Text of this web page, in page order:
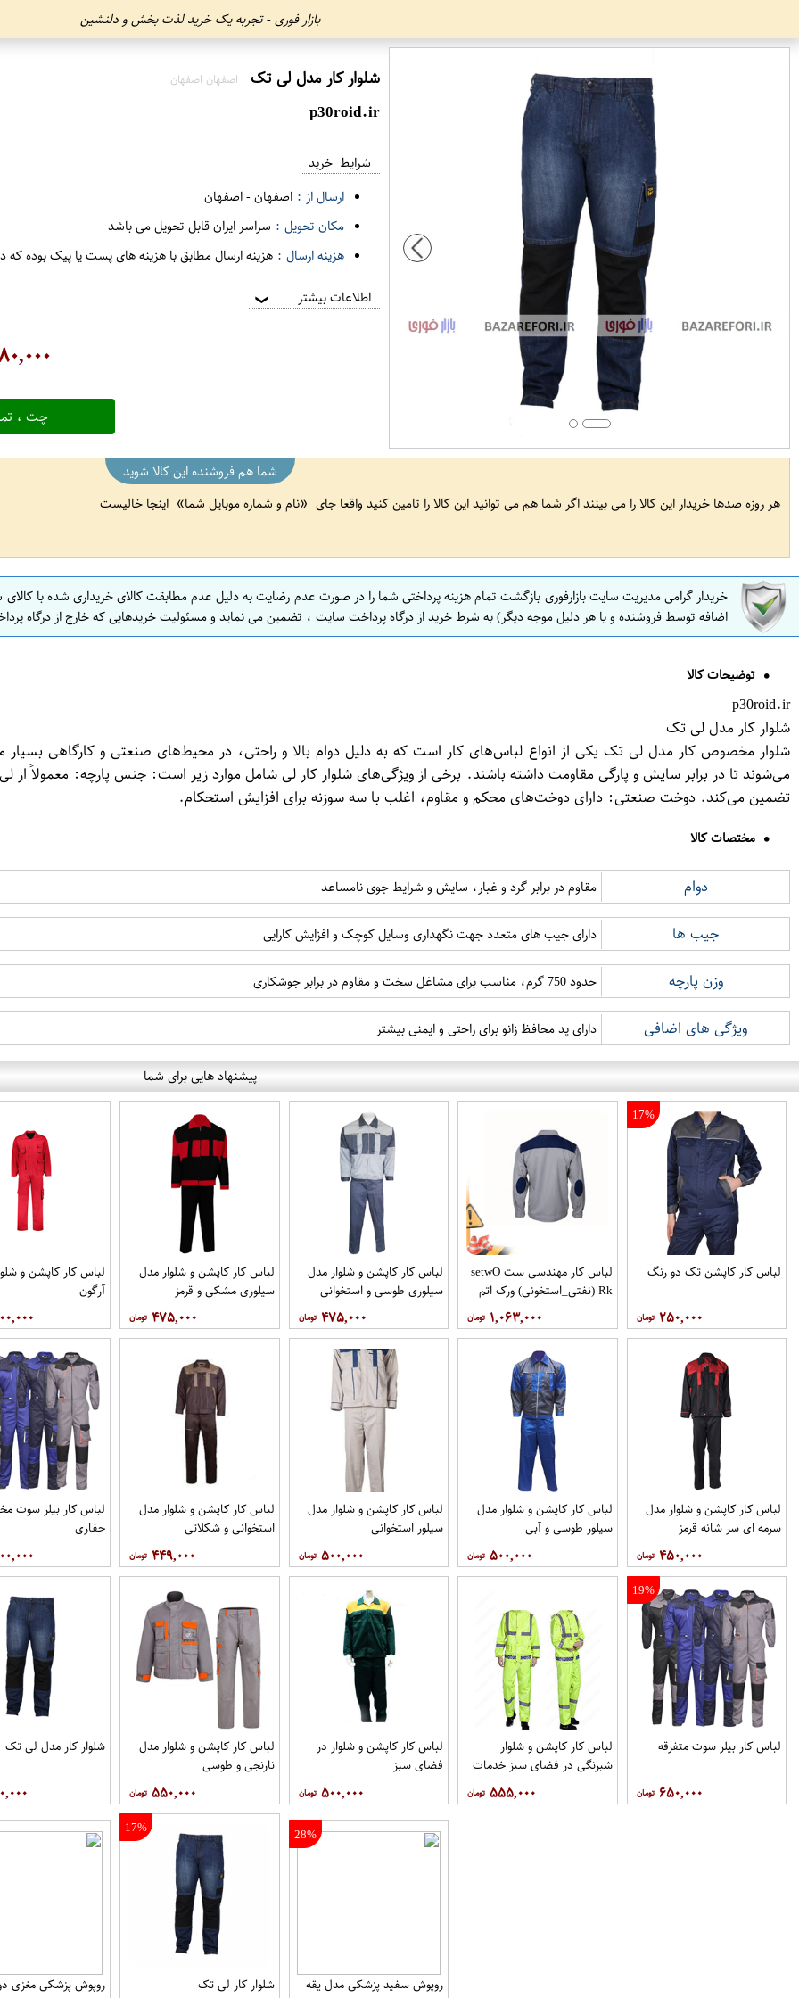
بازار فوری - تجربه یک خرید لذت بخش و دلنشین
شلوار کار مدل لی تک اصفهان اصفهان
p30roid.ir
شرایط خرید
ارسال از : اصفهان-اصفهان
مکان تحویل : سراسر ایران قابل تحویل می باشد
هزینه ارسال : هزینه ارسال مطابق با هزینه های پست یا پیک بوده
اطلاعات بیشتر ❯
چت ،
شما هم فروشنده این کالا شوید
هر روزه صدها خریدار این کالا را می بینند اگر شما هم می توانید این کالا را تامین کنید واقعا جای
نام و شماره موبایل شما اینجا خالیست
خریدار گرامی مدیریت سایت بازارفوری بازگشت تمام هزینه پرداختی شما را در صورت عدم رضایت به دلیل عدم مطابقت کالای خریداری شده با
اضافه توسط فروشنده و یا هر دلیل موجه دیگر) به شرط خرید از درگاه پرداخت سایت ، تضمین می نماید و مسئولیت خریدهایی که خارج از درگاه
توضیحات کالا
p30roid.ir
شلوار کار مدل لی تک
شلوار مخصوص کار مدل لی تک یکی از انواع لباس‌های کار است که به دلیل دوام بالا و راحتی، در محیط‌های صنعتی و کارگاهی
می‌شوند تا در برابر سایش و پارگی مقاومت داشته باشند. برخی از ویژگی‌های شلوار کار لی شامل موارد زیر است: جنس پارچه: معمولاً از لی
تضمین می‌کند. دوخت صنعتی: دارای دوخت‌های محکم و مقاوم، اغلب با سه سوزنه برای افزایش استحکام.
مختصات کالا
دوام مقاوم در برابر گرد و غبار، سایش و شرایط جوی نامساعد
جیب ها دارای جیب های متعدد جهت نگهداری وسایل کوچک و افزایش کارایی
وزن پارچه حدود 750 گرم، مناسب برای مشاغل سخت و مقاوم در برابر جوشکاری
ویژگی های اضافی دارای پد محافظ زانو برای راحتی و ایمنی بیشتر
پیشنهاد هایی برای شما
17%
لباس کار کاپشن تک دو رنگ
۲۵۰,۰۰۰
لباس کار مهندسی ست setwO​
Rk (نفتی_استخونی) ورک اتم
۱,۰۶۳,۰۰۰
لباس کار کاپشن و شلوار مدل
سيلوری طوسی و استخوانی
۴۷۵,۰۰۰
لباس کار کاپشن و شلوار مدل
سیلوری مشکی و قرمز
۴۷۵,۰۰۰
لباس کار کاپشن و
آرگون
لباس کار کاپشن و شلوار مدل
سرمه ای سر شانه قرمز
۴۵۰,۰۰۰
لباس کار کاپشن و شلوار مدل
سیلور طوسی و آبی
۵۰۰,۰۰۰
لباس کار کاپشن و شلوار مدل
سیلور استخوانی
۵۰۰,۰۰۰
لباس کار کاپشن و شلوار مدل
استخوانی و شکلاتی
۴۴۹,۰۰۰
لباس کار بیلر سوت
حفاری
19%
لباس کار بیلر سوت متفرقه
۶۵۰,۰۰۰
لباس کار کاپشن و شلوار
شبرنگی در فضای سبز خدمات
۵۵۵,۰۰۰
لباس کار کاپشن و شلوار در
فضای سبز
۵۰۰,۰۰۰
لباس کار کاپشن و شلوار مدل
نارنجی و طوسی
۵۵۰,۰۰۰
شلوار کار مدل لی تک
28%
روپوش سفید پزشکی مدل یقه
17%
شلوار کار لی تک
روپوش پزشکی مغزی